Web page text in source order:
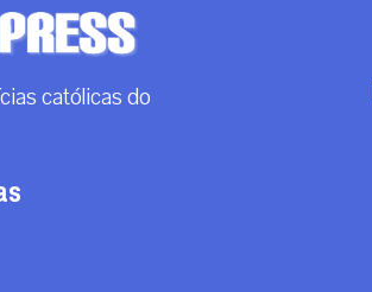
católicas do